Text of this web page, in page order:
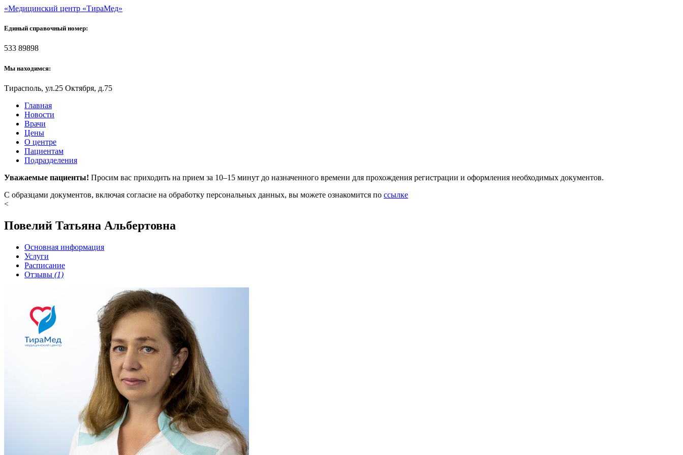
«Медицинский центр «ТираМед»
Единый справочный номер:
533 89898
Мы находимся:
Тирасполь, ул.25 Октября, д.75
Главная
Новости
Врачи
Цены
О центре
Пациентам
Подразделения
Уважаемые пациенты! Просим вас приходить на прием за 10–15 минут до назначенного времени для прохождения регистрации и оформления необходимых документов.
С образцами документов, включая согласие на обработку персональных данных, вы можете ознакомится по ссылке
<
Повелий Татьяна Альбертовна
Основная информация
Услуги
Расписание
Отзывы (1)